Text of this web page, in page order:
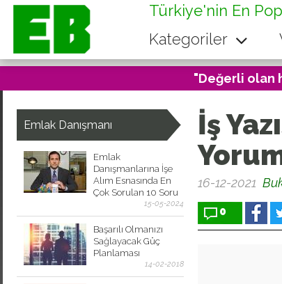
Türkiye'nin En
Kategoriler
"Değerli olan
Emlak Danışmanı
Emlak
Danışmanlarına İşe
Alım Esnasında En
Çok Sorulan 10 Soru
15-05-2024
Başarılı Olmanızı
Sağlayacak Güç
Planlaması
14-02-2018
İş
16-12-2021
0